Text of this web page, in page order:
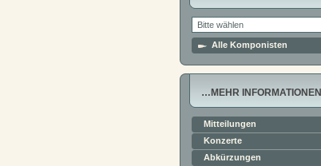
Alle Komponisten
…MEHR INFORMATIONEN
Mitteilungen
Konzerte
Abkürzungen